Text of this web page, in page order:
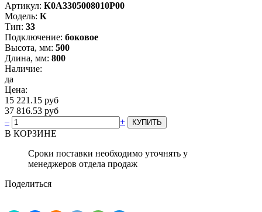
Артикул: К0А3305008010P00
Модель: К
Тип: 33
Подключение: боковое
Высота, мм: 500
Длина, мм: 800
Наличие:
да
Цена:
15 221.15 руб
37 816.53 руб
–
+
В КОРЗИНЕ
Сроки поставки необходимо уточнять у
менеджеров отдела продаж
Поделиться